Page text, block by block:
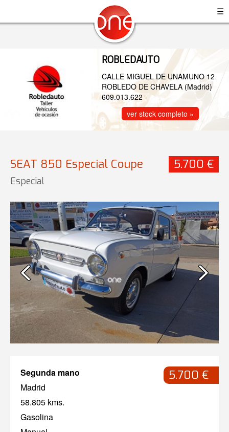
☰
ROBLEDAUTO
CALLE MIGUEL DE UNAMUNO 12
ROBLEDO DE CHAVELA (Madrid)
609.013.622 -
ver stock completo »
SEAT 850 Especial Coupe
Especial
5.700 €
Segunda mano
Madrid
58.805 kms.
Gasolina
5.700 €